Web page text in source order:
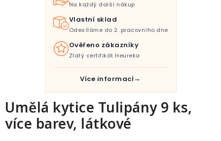
Umělá kytice Tulipány 9 ks,
více barev, látkové
Na každý další nákup
Vlastní sklad
Odesíláme do 2. pracovního dne
Ověřeno zákazníky
Zlatý certifikát Heureka
Více informací